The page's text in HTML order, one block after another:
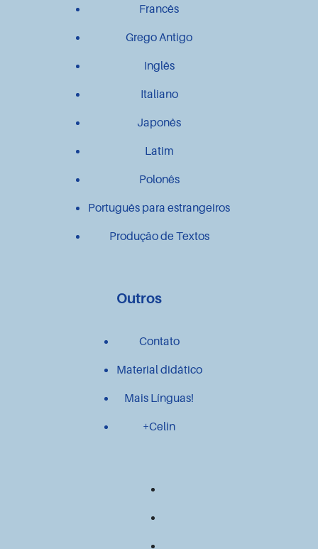
Francês
Grego Antigo
Inglês
Italiano
Japonês
Latim
Polonês
Português para estrangeiros
Produção de Textos
Outros
Contato
Material didático
Mais Línguas!
+Celin